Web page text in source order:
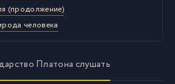
(продолжение)
человека
Платона слушать